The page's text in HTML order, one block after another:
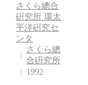
さくら總合
硏究所 環太
平洋硏究セ
ンタ
さくら總
合硏究所
1992